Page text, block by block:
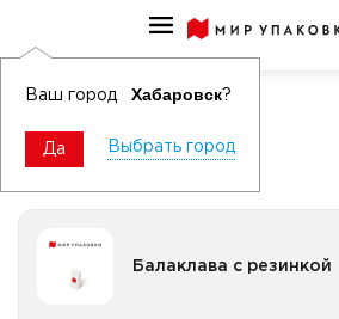
Ваш город Хабаровск?
Да Выбрать город
Балаклава
Балаклава с резинкой